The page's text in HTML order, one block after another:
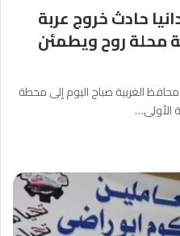
حادث خروج عربة
محلة روح ويطمئن
الغربية صباح اليوم إلى محطة
الأولى…